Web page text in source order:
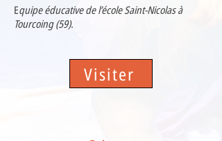
Equipe éducative de l’école Saint-Nicolas à
Tourcoing (59).
Visiter